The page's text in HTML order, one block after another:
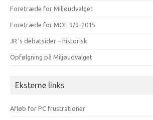
Foretræde for Miljøudvalget
Foretræde for MOF 9/9-2015
JR´s debatsider – historisk
Opfølgning på Miljøudvalget
Eksterne links
Afløb for PC frustrationer